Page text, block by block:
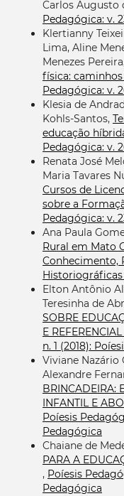
Carlos Augusto
Pedagógica: v.
Klertianny
Lima, Aline
Menezes
física:
Pedagógica: v.
Klesia de
Kohls-Santos,
educação
Pedagógica: v.
Renata José
Maria Tavares
Cursos de
sobre a
Pedagógica: v.
Ana Paula
Rural em Mato
Conhecimento,
Historiográficas
Elton Antônio
Teresinha de
SOBRE
E
n. 1 (2018):
Viviane Nazário
Alexandre
BRINCADEIRA:
INFANTIL E
Poíesis
Pedagógica
Chaiane de
PARA A
, Poíesis
Pedagógica